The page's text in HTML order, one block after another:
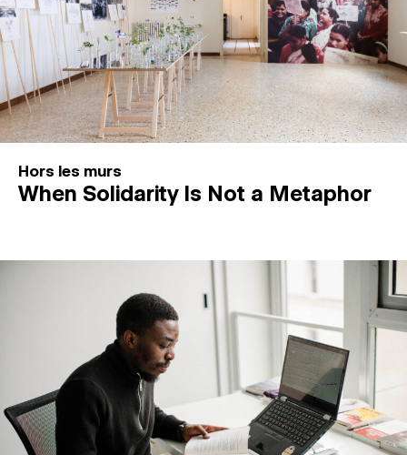
Hors les murs
When Solidarity Is Not a Metaphor